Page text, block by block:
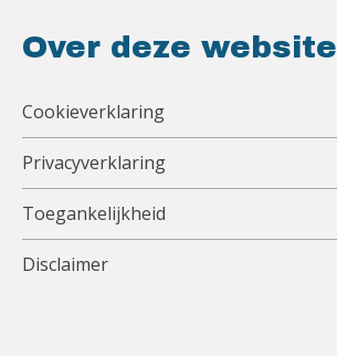
Over deze website
Cookieverklaring
Privacyverklaring
Toegankelijkheid
Disclaimer